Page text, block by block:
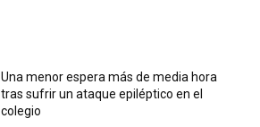
Una menor espera más de media hora
tras sufrir un ataque epiléptico en el
colegio